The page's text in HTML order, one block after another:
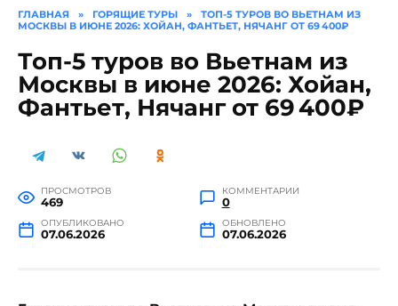
ГЛАВНАЯ » ГОРЯЩИЕ ТУРЫ »
ТОП-5 ТУРОВ ВО ВЬЕТНАМ ИЗ
МОСКВЫ В ИЮНЕ 2026: ХОЙАН, ФАНТЬЕТ, НЯЧАНГ ОТ 69 400₽
Топ-5 туров во Вьетнам из
Москвы в июне 2026: Хойан,
Фантьет, Нячанг от 69 400₽
ПРОСМОТРОВ
469
КОММЕНТАРИИ
0
ОПУБЛИКОВАНО
07.06.2026
ОБНОВЛЕНО
07.06.2026